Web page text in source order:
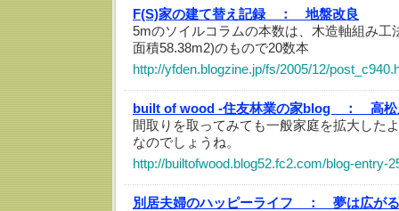
F(S)家の建て替え記録 ：
地盤改良
5mのソイルコラムの本数は、木造軸組み工
面積58.38m2)のもので20数本
http://yfden.blogzine.jp/fs/2005/12/
built of wood -住友林業の家blog ：
高
間取りを取ってみても一般家庭を拡大した
なのでしょうね。
http://builtofwood.blog52.fc2.com/blog-entry-
別居夫婦のハッピーライフ ：
夢は広が